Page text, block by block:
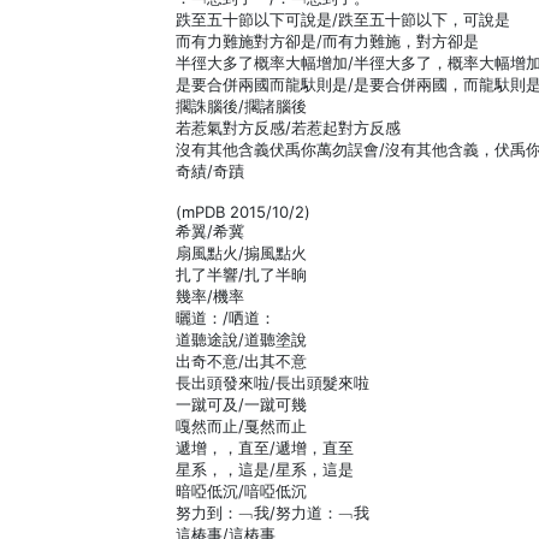
跌至五十節以下可說是/跌至五十節以下，可說是
而有力難施對方卻是/而有力難施，對方卻是
半徑大多了概率大幅增加/半徑大多了，概率大幅增加
是要合併兩國而龍馱則是/是要合併兩國，而龍馱則是
擱誅腦後/擱諸腦後
若惹氣對方反感/若惹起對方反感
沒有其他含義伏禹你萬勿誤會/沒有其他含義，伏禹
奇績/奇蹟
(mPDB 2015/10/2)
希翼/希冀
扇風點火/搧風點火
扎了半響/扎了半晌
幾率/機率
曬道：/哂道：
道聽途說/道聽塗說
出奇不意/出其不意
長出頭發來啦/長出頭髮來啦
一蹴可及/一蹴可幾
嘎然而止/戛然而止
遞增，，直至/遞增，直至
星系，，這是/星系，這是
暗啞低沉/喑啞低沉
努力到：﹁我/努力道：﹁我
這椿事/這樁事